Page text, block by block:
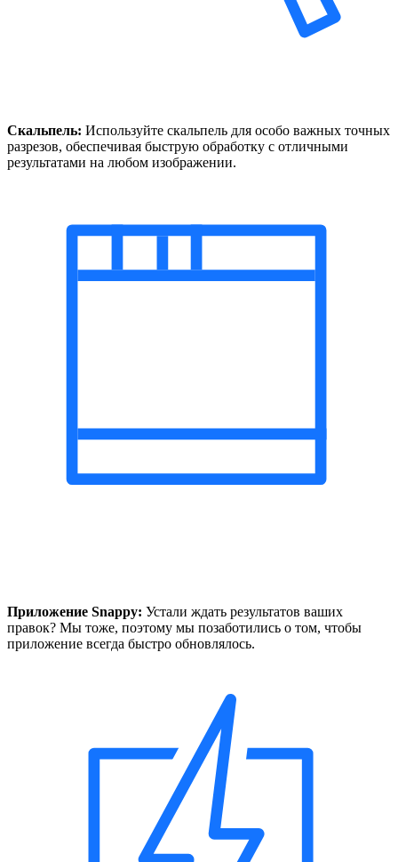
Скальпель: Используйте скальпель для особо важных точных
разрезов, обеспечивая быструю обработку с отличными
результатами на любом изображении.
Приложение Snappy: Устали ждать результатов ваших
правок? Мы тоже, поэтому мы позаботились о том, чтобы
приложение всегда быстро обновлялось.